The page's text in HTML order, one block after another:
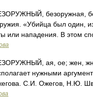
безоружная,
«Убийца был один,
или нападения. В этом
ая, ое; жен,
нужными
С.И. Ожегов, Н.Ю.